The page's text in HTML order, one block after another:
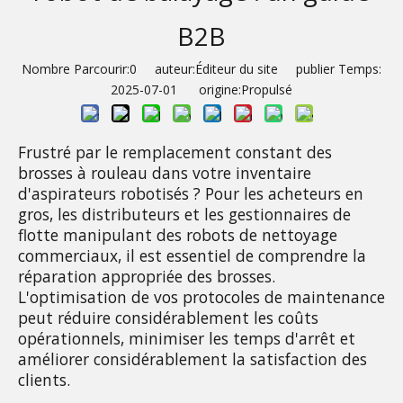
B2B
Nombre Parcourir:0 auteur:Éditeur du site publier Temps:
2025-07-01 origine:Propulsé
Frustré par le remplacement constant des
brosses à rouleau dans votre inventaire
d'aspirateurs robotisés ? Pour les acheteurs en
gros, les distributeurs et les gestionnaires de
flotte manipulant des robots de nettoyage
commerciaux, il est essentiel de comprendre la
réparation appropriée des brosses.
L'optimisation de vos protocoles de maintenance
peut réduire considérablement les coûts
opérationnels, minimiser les temps d'arrêt et
améliorer considérablement la satisfaction des
clients.